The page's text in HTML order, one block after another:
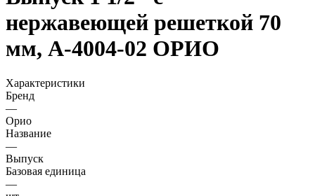
нержавеющей решеткой 70
мм, А-4004-02 ОРИО
Характеристики
Бренд
—
Орио
Название
—
Выпуск
Базовая единица
—